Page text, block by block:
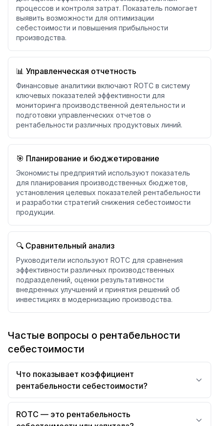
процессов и контроля затрат. Показатель помогает
выявить возможности для оптимизации
себестоимости и повышения прибыльности
производства.
📊 Управленческая отчетность
Финансовые аналитики включают ROTC в систему
ключевых показателей эффективности для
мониторинга производственной деятельности и
подготовки управленческих отчетов о
рентабельности различных продуктовых линий.
🎯 Планирование и бюджетирование
Экономисты предприятий используют показатель
для планирования производственных бюджетов,
установления целевых показателей рентабельности
и разработки стратегий снижения себестоимости
продукции.
🔍 Сравнительный анализ
Руководители используют ROTC для сравнения
эффективности различных производственных
подразделений, оценки результативности
внедренных улучшений и принятия решений об
инвестициях в модернизацию производства.
Частые вопросы о рентабельности
себестоимости
Что показывает коэффициент
рентабельности себестоимости?
ROTC — это рентабельность